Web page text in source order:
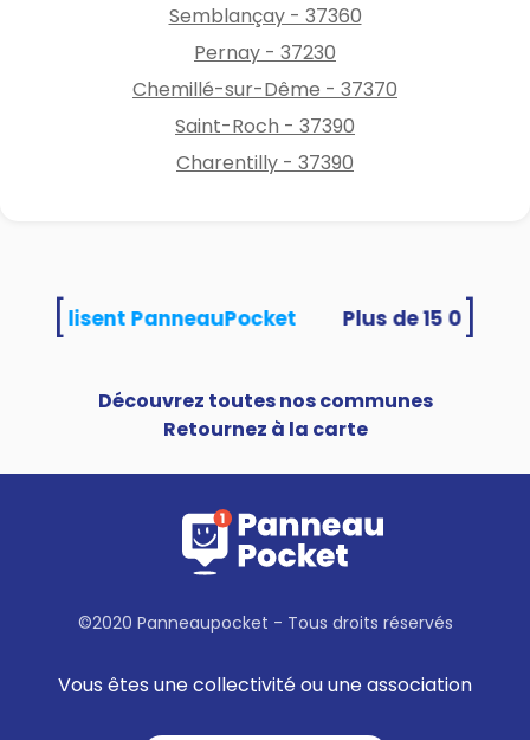
Semblançay - 37360
Pernay - 37230
Chemillé-sur-Dême - 37370
Saint-Roch - 37390
Charentilly - 37390
utilisent PanneauPocket
Découvrez toutes nos communes
Retournez à la carte
©2020 Panneaupocket - Tous droits réservés
Vous êtes une collectivité ou une association